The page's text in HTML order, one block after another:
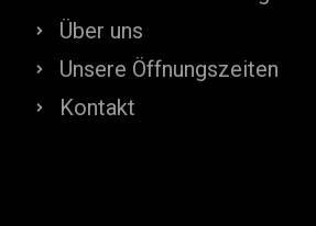
Über uns
Unsere Öffnungszeiten
Kontakt